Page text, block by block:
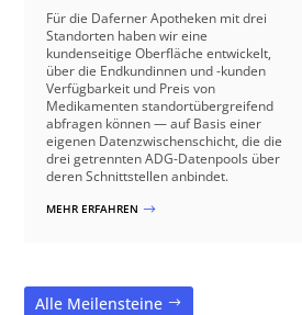
Für die Daferner Apotheken mit drei
Standorten haben wir eine
kundenseitige Oberfläche entwickelt,
über die Endkundinnen und -kunden
Verfügbarkeit und Preis von
Medikamenten standortübergreifend
abfragen können — auf Basis einer
eigenen Datenzwischenschicht, die die
drei getrennten ADG-Datenpools über
deren Schnittstellen anbindet.
MEHR ERFAHREN $
Alle Meilensteine